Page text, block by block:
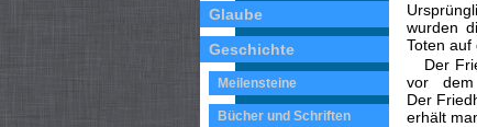
Glaube
Geschichte
Meilensteine
Bücher und Schriften
wurden
Toten auf
Der
vor dem
Der
erhält